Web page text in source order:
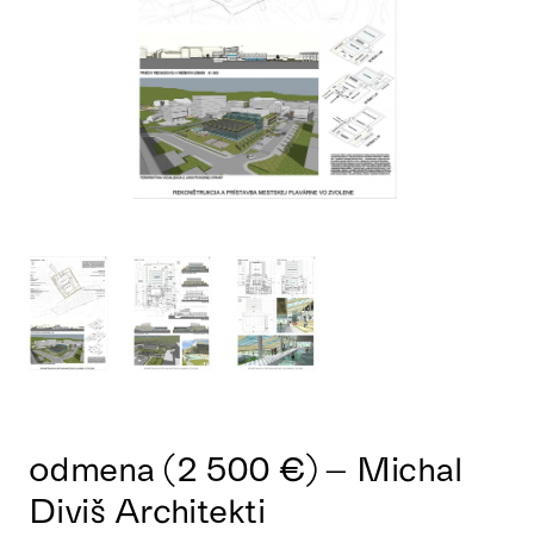
odmena (2 500 €) – Michal
Diviš Architekti